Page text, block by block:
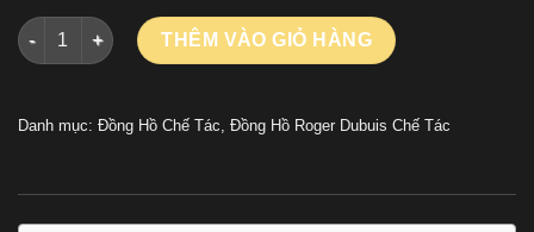
Đồng Hồ Roger Dubuis Excalibur Tourbillon Chế Tác Cao Cấp
THÊM VÀO GIỎ HÀNG
Danh mục: Đồng Hồ Chế Tác Đồng Hồ Roger Dubuis Chế Tác